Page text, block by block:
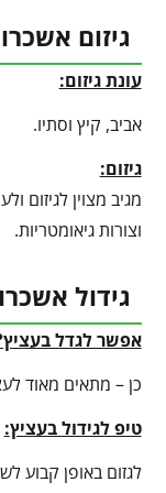
גיזום
עונת גיזום:
אביב, קיץ וסתיו.
גיזום:
מגיב מצוין לגיזום
וצורות גיאומטריות.
גידול
אפשר לגדל
כן – מתאים מאוד
טיפ לגידול בעציץ:
לגזום באופן קבוע